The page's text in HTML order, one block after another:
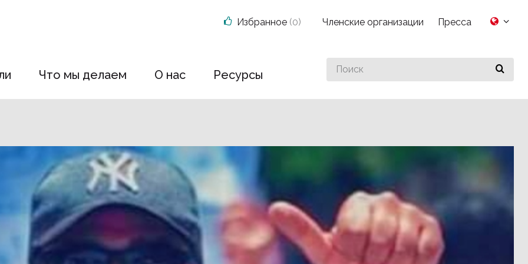
Что мы делаем О нас Ресурсы
Search
for
Избранное (0) Членские организации Пресса